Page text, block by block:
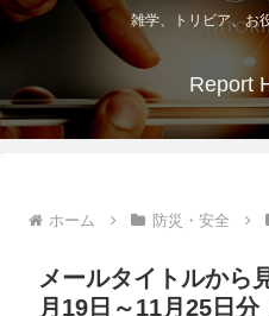
雑学、トリビア、お
Report
ホーム 防災・安全
メールタイトルから
月19日～11月25日分